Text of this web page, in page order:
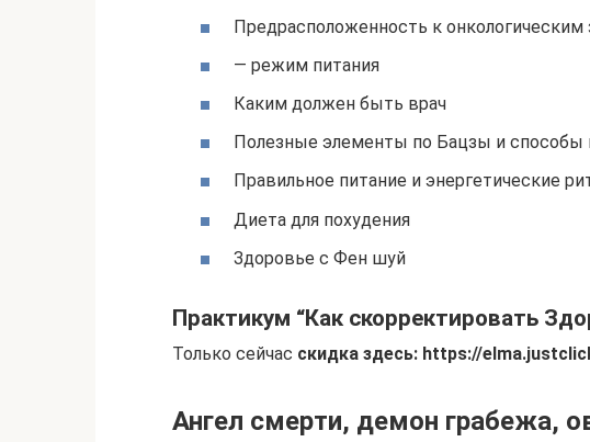
Предрасположенность к онкологическим
— режим питания
Каким должен быть врач
Полезные элементы по Бацзы и способы
Правильное питание и энергетические
Диета для похудения
Здоровье с Фен шуй
Практикум “Как скорректировать
Только сейчас скидка здесь: https://
Ангел смерти, демон грабежа,